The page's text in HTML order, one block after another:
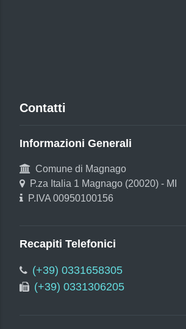
Contatti
Informazioni Generali
Comune di Magnago
P.za Italia 1 Magnago (20020) - MI
P.IVA 00950100156
Recapiti Telefonici
(+39) 0331658305
(+39) 0331306205